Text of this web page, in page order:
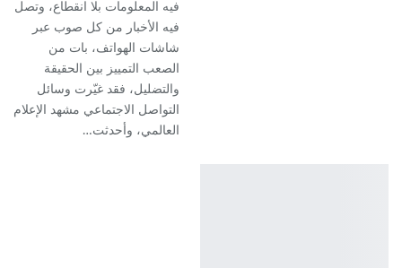
فيه المعلومات بلا انقطاع، وتصل
فيه الأخبار من كل صوب عبر
شاشات الهواتف، بات من
الصعب التمييز بين الحقيقة
والتضليل، فقد غيّرت وسائل
التواصل الاجتماعي مشهد الإعلام
العالمي، وأحدثت…